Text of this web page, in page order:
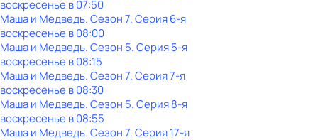
воскресенье в07:50
Маша и Медведь. Сезон 7. Серия 6-я
воскресенье в08:00
Маша и Медведь. Сезон 5. Серия 5-я
воскресенье в08:15
Маша и Медведь. Сезон 7. Серия 7-я
воскресенье в08:30
Маша и Медведь. Сезон 5. Серия 8-я
воскресенье в08:55
Маша и Медведь. Сезон 7. Серия 17-я